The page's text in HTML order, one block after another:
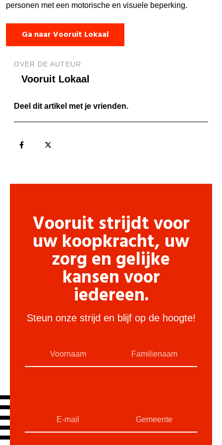
personen met een motorische en visuele beperking.
Ga naar Vooruit Lokaal
OVER DE AUTEUR
Vooruit Lokaal
Deel dit artikel met je vrienden.
Vooruit strijdt voor
uw koopkracht, uw
zorg en gelijke
kansen voor
iedereen.
Steun onze strijd en blijf op de hoogte!